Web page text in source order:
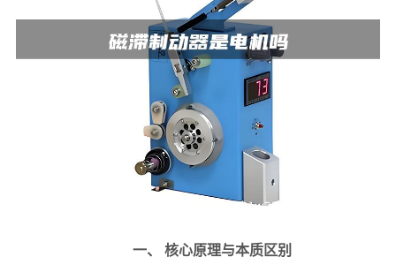
一、 核心原理与本质区别